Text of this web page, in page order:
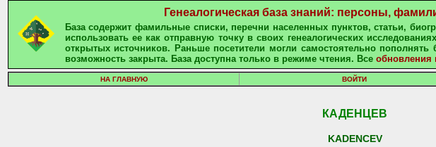
Генеалогическая база знаний: персоны,
База содержит фамильные списки, перечни населенных пунктов, статьи,
использовать ее как отправную точку в своих генеалогических
открытых источников. Раньше посетители могли самостоятельно
возможность закрыта. База доступна только в режиме чтения. Все обновления
НА ГЛАВНУЮ ВОЙТИ
КАДЕНЦЕВ
KADENCEV